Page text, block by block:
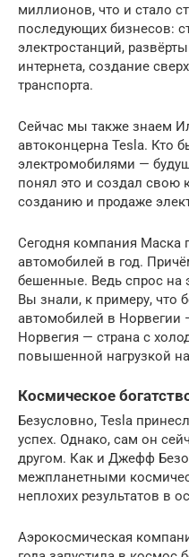
миллионов, что и стало
последующих бизнесов:
электростанций,
интернета, создание
транспорта.
Сейчас мы также знаем
автоконцерна Tesla. Кто
электромобилями —
понял это и создал свою
созданию и продаже
Сегодня компания Маска
автомобилей в год.
бешенные. Ведь спрос на
Вы знали, к примеру, что
автомобилей в Норвегии
Норвегия — страна с
повышенной нагрузкой
Космическое
Безусловно, Tesla
успех. Однако, сам он
другом. Как и Джефф
межпланетными
неплохих результатов в
Аэрокосмическая